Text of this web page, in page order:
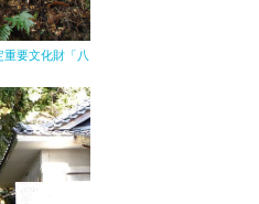
要文化財「八